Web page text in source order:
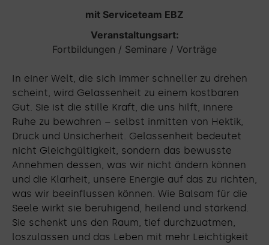
mit Serviceteam EBZ
Veranstaltungsart:
Fortbildungen / Seminare / Vorträge
In einer Welt, die sich immer schneller zu drehen
scheint, wird Gelassenheit zu einem kostbaren
Gut. Sie ist die stille Kraft, die uns hilft, innere
Ruhe zu bewahren – selbst inmitten von Hektik,
Druck und Unsicherheit. Gelassenheit bedeutet
nicht Gleichgültigkeit, sondern das bewusste
Annehmen dessen, was wir nicht ändern können
und die Klarheit, unsere Energie auf das zu richten,
was wir beeinflussen können. Wie Balsam für die
Seele wirkt sie beruhigend, heilend und stärkend.
Sie schenkt uns den Raum, tief durchzuatmen,
loszulassen und das Leben mit mehr Leichtigkeit